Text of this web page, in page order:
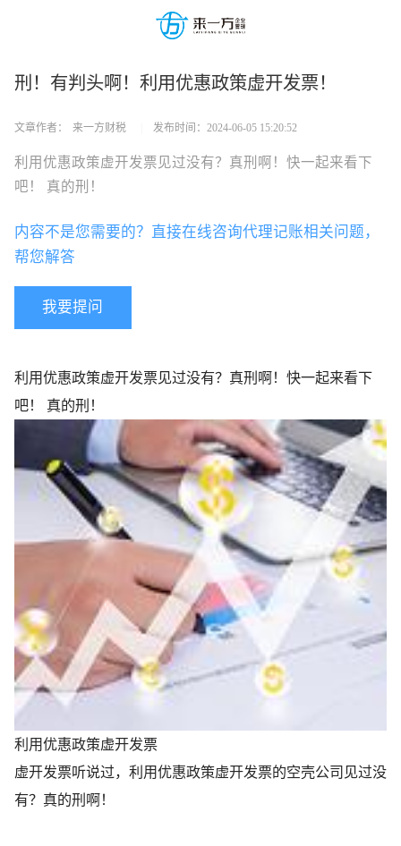
刑！有判头啊！利用优惠政策虚开发票！
文章作者： 来一方财税 发布时间：2024-06-05 15:20:52
利用优惠政策虚开发票见过没有？真刑啊！快一起来看下
吧！ 真的刑！
我要提问
内容不是您需要的？直接在线咨询代理记账相关问题，
帮您解答
利用优惠政策虚开发票见过没有？真刑啊！快一起来看下
吧！ 真的刑！
利用优惠政策虚开发票
虚开发票听说过，利用优惠政策虚开发票的空壳公司见过没
有？真的刑啊！